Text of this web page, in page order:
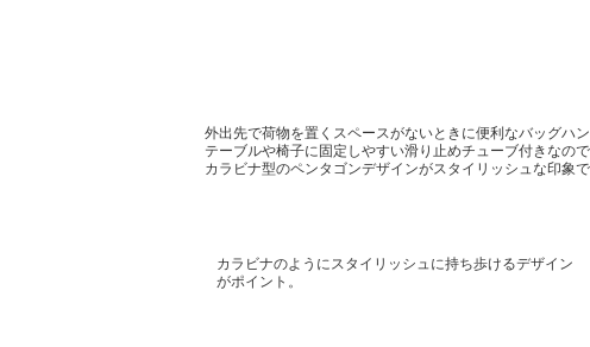
外出先で荷物を置くスペースがないときに便利なバッグハン
テーブルや椅子に固定しやすい滑り止めチューブ付きなの
カラビナ型のペンタゴンデザインがスタイリッシュな印象
カラビナのようにスタイリッシュに持ち歩けるデザイン
がポイント。